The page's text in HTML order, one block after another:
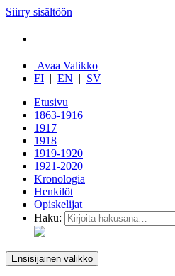
Siirry sisältöön
Avaa Valikko
FI | EN | SV
Etusivu
1863-1916
1917
1918
1919-1920
1921-2020
Kronologia
Henkilöt
Opiskelijat
Haku:
Ensisijainen valikko